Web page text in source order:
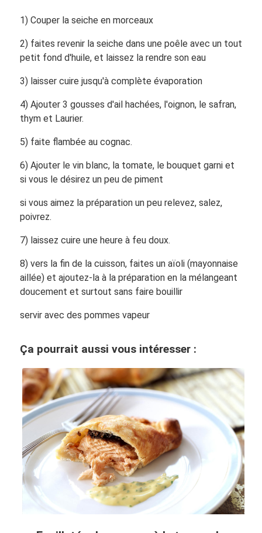
1) Couper la seiche en morceaux
2) faites revenir la seiche dans une poêle avec un tout
petit fond d'huile, et laissez la rendre son eau
3) laisser cuire jusqu'à complète évaporation
4) Ajouter 3 gousses d'ail hachées, l'oignon, le safran,
thym et Laurier.
5) faite flambée au cognac.
6) Ajouter le vin blanc, la tomate, le bouquet garni et
si vous le désirez un peu de piment
si vous aimez la préparation un peu relevez, salez,
poivrez.
7) laissez cuire une heure à feu doux.
8) vers la fin de la cuisson, faites un aïoli (mayonnaise
aillée) et ajoutez-la à la préparation en la mélangeant
doucement et surtout sans faire bouillir
servir avec des pommes vapeur
Ça pourrait aussi vous intéresser :